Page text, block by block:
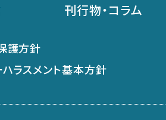
刊行物・コラム
護方針
ラスメント基本方針